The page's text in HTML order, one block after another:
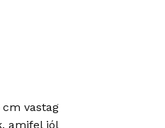
vastag
amifel jól